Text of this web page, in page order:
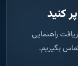
کنید
راهنمایی
بگیریم.